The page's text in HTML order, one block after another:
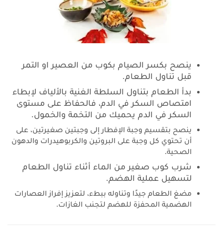
ينصح بكسر الصيام بكوب من العصير او التمر
قبل تناول الطعام.
بدأ الطعام بتناول السلطة الغنية بالألياف لإبطاء
امتصاص السكر في الدم، فالحفاظ على مستوى
السكر في الدم يحميك من التخمة والخمول.
ينصح بتقسيم وجبة الإفطار إلى وجبتين صغيرتين، على
أن تحتوي كل وجبة على البروتين والكربوهيدرات والدهون
الصحية.
شرب كوب صغير من الماء أثناء تناول الطعام
لتسهيل عملية الهضم.
مضغ الطعام جيدًا وتناوله ببطء، لتعزيز إفراز العصارات
الهضمية المحفزة للهضم لتجنب الغازات.